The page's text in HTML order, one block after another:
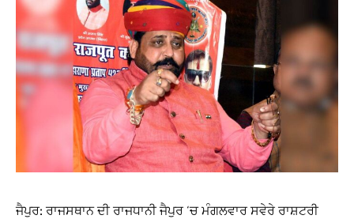
ਜੈਪੁਰ: ਰਾਜਸਥਾਨ ਦੀ ਰਾਜਧਾਨੀ ਜੈਪੁਰ ‘ਚ ਮੰਗਲਵਾਰ ਸਵੇਰੇ ਰਾਸ਼ਟਰੀ